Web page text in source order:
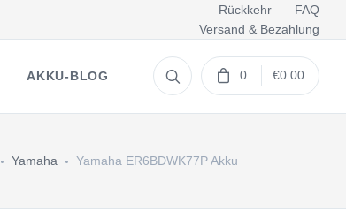
Rückkehr
FAQ
Versand & Bezahlung
AKKU-BLOG 0 €0.00
Yamaha Yamaha ER6BDWK77P Akku